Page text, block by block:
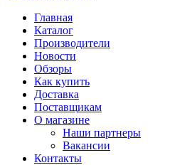
Главная
Каталог
Производители
Новости
Обзоры
Как купить
Доставка
Поставщикам
О магазине
Наши партнеры
Вакансии
Контакты